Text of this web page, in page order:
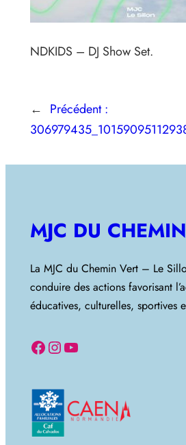
NDKIDS – DJ Show Set.
← Précédent :
MJC DU
La MJC du Chemin Vert – Le
conduire des actions favorisant
éducatives, culturelles, sportives
Facebook Instagram YouTube